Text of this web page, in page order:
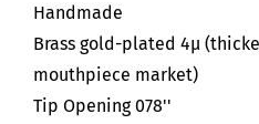
Handmade
Brass gold-plated 4µ
mouthpiece market)
Tip Opening 078''